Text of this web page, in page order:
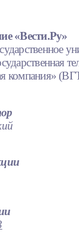
«Вести.Ру»
компания»